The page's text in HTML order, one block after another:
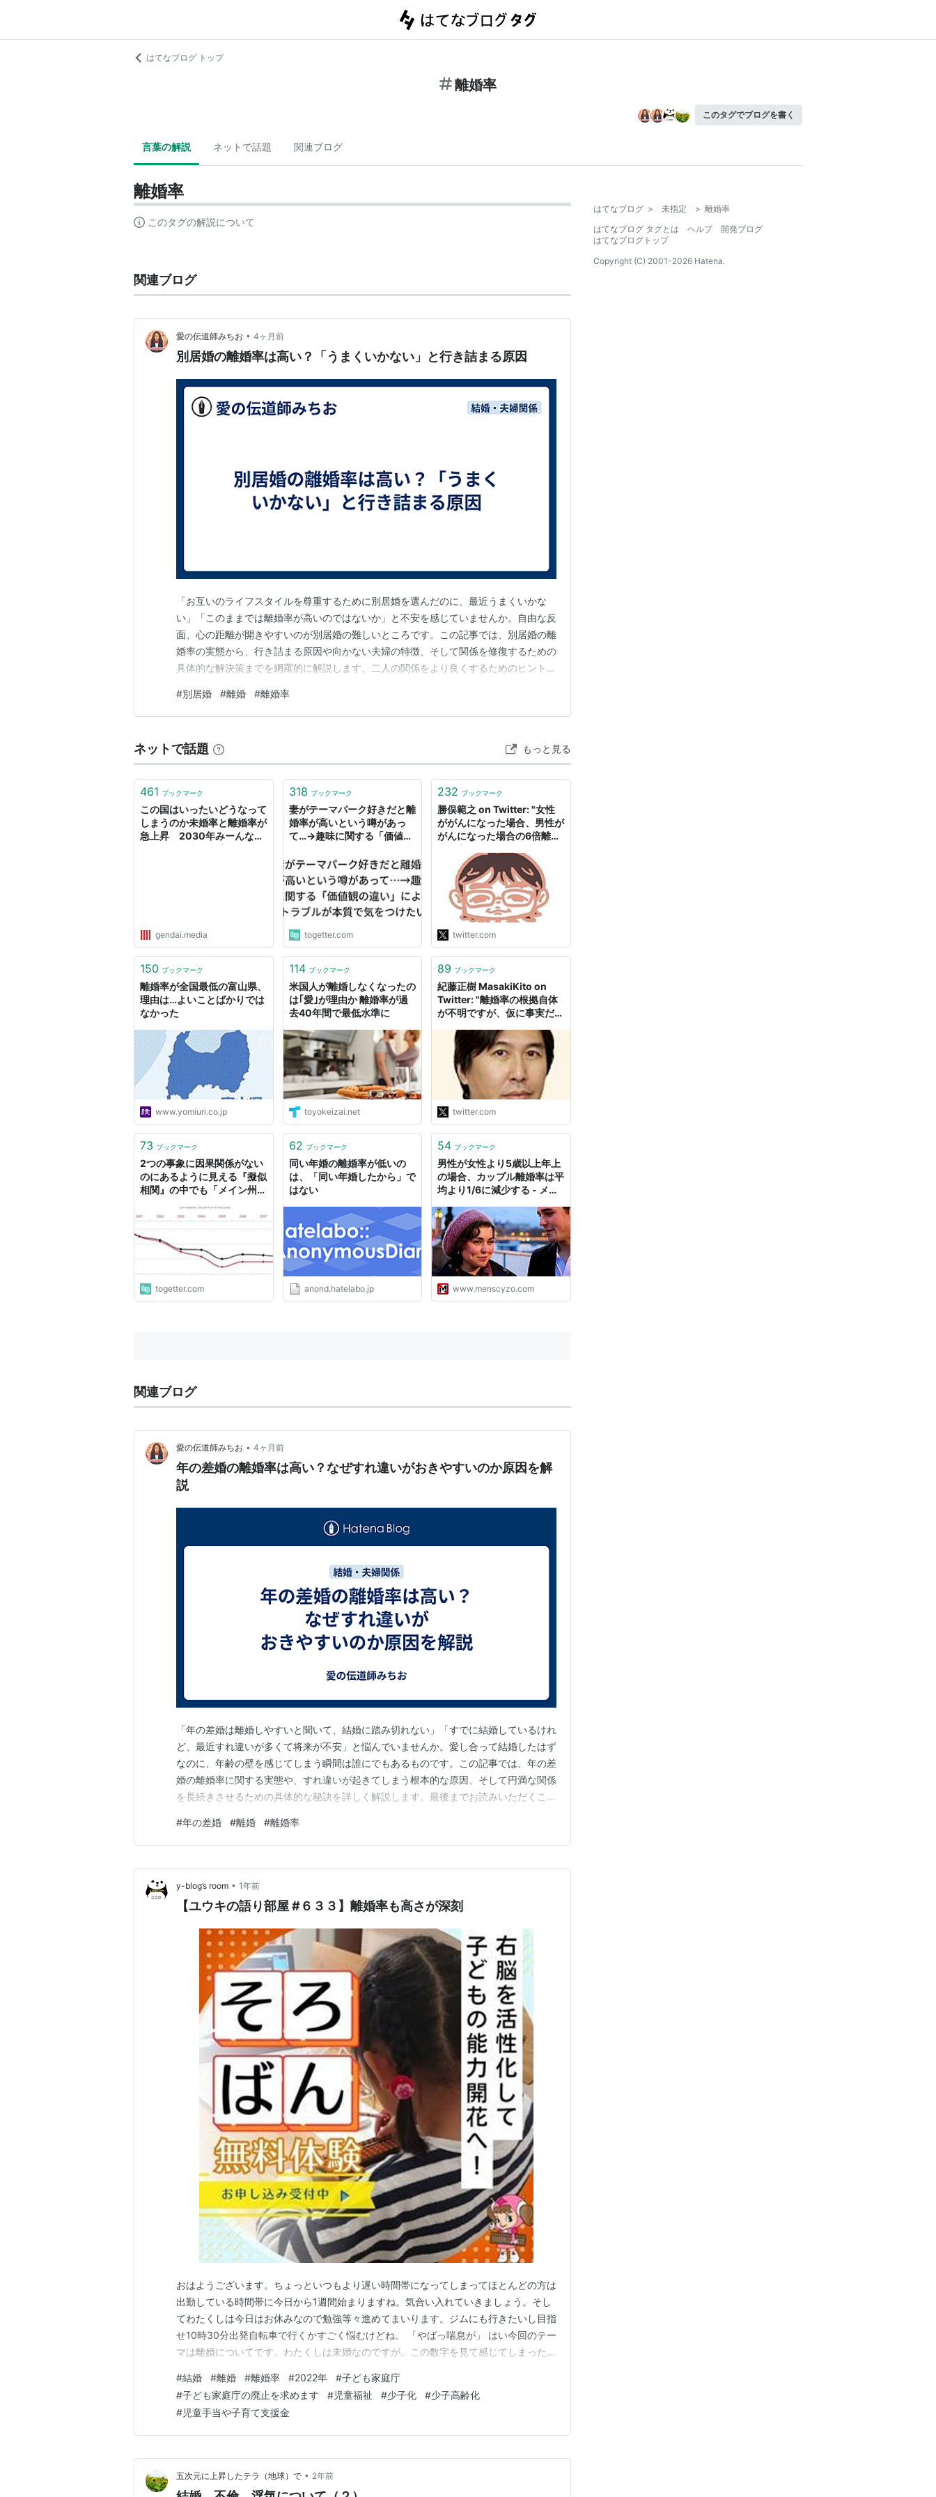
はてなブログ トップ
離婚率
このタグでブログを書く
言葉の解説 ネットで話題 関連ブログ
離婚率
このタグの解説について
関連ブログ
愛の伝道師みちお • 4ヶ月前
別居婚の離婚率は高い？「うまくいかない」と行き詰まる原因
「お互いのライフスタイルを尊重するために別居婚を選んだのに、最近うまくいかな
い」「このままでは離婚率が高いのではないか」と不安を感じていませんか。自由な反
面、心の距離が開きやすいのが別居婚の難しいところです。この記事では、別居婚の離
婚率の実態から、行き詰まる原因や向かない夫婦の特徴、そして関係を修復するための
具体的な解決策までを網羅的に解説します。二人の関係をより良くするためのヒントが
い？実態と現状から読み解く 別居婚に特化した公的な離婚率データは存在しない 別居
婚の離婚率が高いのかどうか、気になっている方は多いでしょ…
#別居婚 #離婚 #離婚率
ネットで話題 もっと見る
461 ブックマーク
この国はいったいどうなって
しまうのか未婚率と離婚率が
急上昇 2030年みーんな一
gendai.media
318 ブックマーク
妻がテーマパーク好きだと離
婚率が高いという噂があっ
て…→趣味に関する「価値観
質で気をつけたい
togetter.com
232 ブックマーク
勝俣範之 on Twitter: "女性
ががんになった場合、男性が
がんになった場合の6倍離婚
デンスがあります。出典：
Cancer. 2009 Nov
15;115(22):5237-42
https://t.co/d8lnKkOJPH"
twitter.com
150 ブックマーク
離婚率が全国最低の富山県、
理由は…よいことばかりでは
なかった
www.yomiuri.co.jp
114 ブックマーク
米国人が離婚しなくなったの
は｢愛｣が理由か 離婚率が過
去40年間で最低水準に
toyokeizai.net
89 ブックマーク
紀藤正樹 MasakiKito on
Twitter: "離婚率の根拠自体
が不明ですが、仮に事実だと
低い離婚率が統一教会の精神
的圧力の結果であることの問
題性を全く感じないのでしょ
うね=離婚率は2％以下と少
なく多くのカップルは幸福円
満に過ごしている&gt;【速
報】統一教…
https://t.co/46xpCXMNAC
"
twitter.com
73 ブックマーク
2つの事象に因果関係がない
のにあるように見える『擬似
相関』の中でも「メイン州の
量」の相関係数が高すぎて面
白い
togetter.com
62 ブックマーク
同い年婚の離婚率が低いの
は、「同い年婚したから」で
はない
anond.hatelabo.jp
54 ブックマーク
男性が女性より5歳以上年上
の場合、カップル離婚率は平
均より1/6に減少する - メン
www.menscyzo.com
関連ブログ
愛の伝道師みちお • 4ヶ月前
年の差婚の離婚率は高い？なぜすれ違いがおきやすいのか原因を解
説
「年の差婚は離婚しやすいと聞いて、結婚に踏み切れない」「すでに結婚しているけれ
ど、最近すれ違いが多くて将来が不安」と悩んでいませんか。愛し合って結婚したはず
なのに、年齢の壁を感じてしまう瞬間は誰にでもあるものです。この記事では、年の差
婚の離婚率に関する実態や、すれ違いが起きてしまう根本的な原因、そして円満な関係
を長続きさせるための具体的な秘訣を詳しく解説します。最後までお読みいただくこと
れるはずです。 年の差婚の離婚率は本当に高いのか？統計データから紐解く現実 年齢
差が広がるほど離婚リスクが上昇する傾向にある 年の差…
#年の差婚 #離婚 #離婚率
y-blog’s room • 1年前
【ユウキの語り部屋 #６３３】離婚率も高さが深刻
おはようございます。ちょっといつもより遅い時間帯になってしまってほとんどの方は
出勤している時間帯に今日から1週間始まりますね。気合い入れていきましょう。そし
てわたくしは今日はお休みなので勉強等々進めてまいります。ジムにも行きたいし目指
せ10時30分出発自転車で行くかすごく悩むけどね。 「やばっ喘息が」 はい今回のテー
マは離婚についてです。わたくしは未婚なのですが。この数字を見て感じてしまった離
もが小さい若年層の離婚も多い 2022年のものですが熟年離婚は23.5% リンク ひとり
親世帯も上昇傾向一般世帯総数に占…
#結婚 #離婚 #離婚率 #2022年 #子ども家庭庁
#子ども家庭庁の廃止を求めます #児童福祉 #少子化 #少子高齢化
#児童手当や子育て支援金
五次元に上昇したテラ（地球）で • 2年前
はてなブログ > 未指定 > 離婚率
はてなブログ タグとは
ヘルプ
開発ブログ
はてなブログトップ
Copyright (C) 2001-2026 Hatena.